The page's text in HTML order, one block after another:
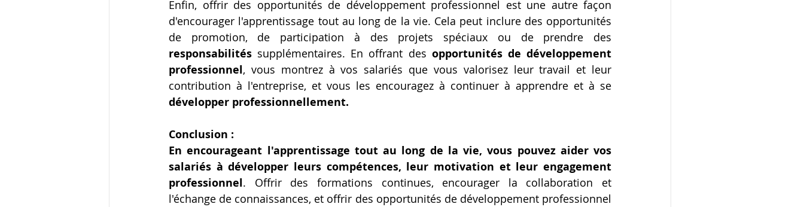
Enfin, offrir des opportunités de développement professionnel est une autre façon
d'encourager l'apprentissage tout au long de la vie. Cela peut inclure des opportunités
responsabilités supplémentaires. En offrant des opportunités de développement
professionnel, vous montrez à vos salariés que vous valorisez leur travail et leur
développer professionnellement.
Conclusion :
En encourageant l'apprentissage tout au long de la vie, vous pouvez aider vos
salariés à développer leurs compétences, leur motivation et leur engagement
professionnel. Offrir des formations continues, encourager la collaboration et
l'échange de connaissances, et offrir des opportunités de développement professionnel